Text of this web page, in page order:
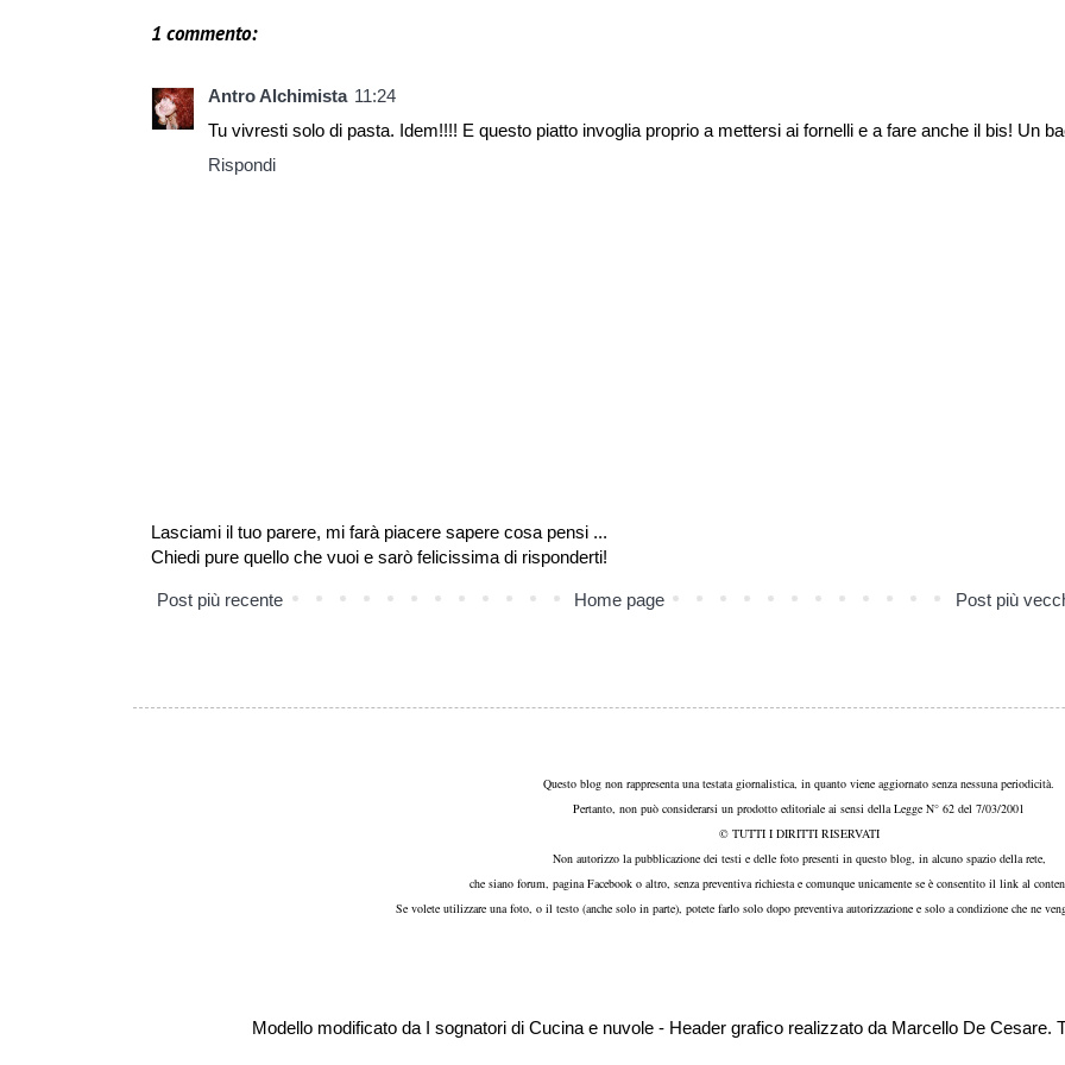
1 commento:
Antro Alchimista 11:24
Tu vivresti solo di pasta. Idem!!!! E questo piatto invoglia proprio a mettersi ai fornelli e a fare anche il bis! Un
Rispondi
Lasciami il tuo parere, mi farà piacere sapere cosa pensi ...
Chiedi pure quello che vuoi e sarò felicissima di risponderti!
Post più recente Post più
Home page
Questo blog non rappresenta una testata giornalistica, in quanto viene aggiornato senza nessuna periodicità.
Pertanto, non può considerarsi un prodotto editoriale ai sensi della Legge N° 62 del 7/03/2001
© TUTTI I DIRITTI RISERVATI
Non autorizzo la pubblicazione dei testi e delle foto presenti in questo blog, in alcuno spazio della rete,
che siano forum, pagina Facebook o altro, senza preventiva richiesta e comunque unicamente se è consentito il link al
Se volete utilizzare una foto, o il testo (anche solo in parte), potete farlo solo dopo preventiva autorizzazione e solo a condizione che ne
Modello modificato da I sognatori di Cucina e nuvole - Header grafico realizzato da Marcello De Cesare.